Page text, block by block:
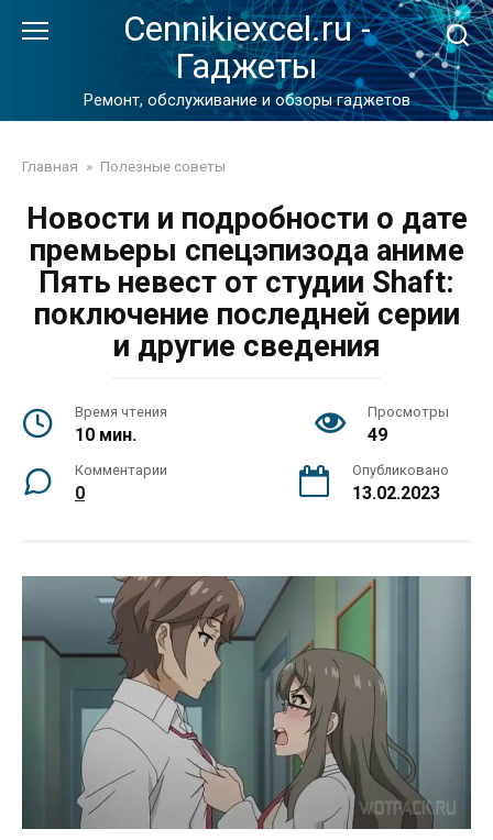
Cennikiexcel.ru -
Гаджеты
Ремонт, обслуживание и обзоры гаджетов
Главная » Полезные советы
Новости и подробности о дате
премьеры спецэпизода аниме
Пять невест от студии Shaft:
поключение последней серии
и другие сведения
Время чтения
10 мин.
Просмотры
49
Комментарии
0
Опубликовано
13.02.2023